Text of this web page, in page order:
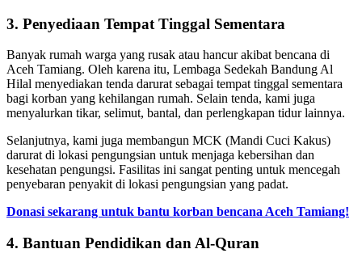
3. Penyediaan Tempat Tinggal Sementara
Banyak rumah warga yang rusak atau hancur akibat bencana di
Aceh Tamiang. Oleh karena itu, Lembaga Sedekah Bandung Al
Hilal menyediakan tenda darurat sebagai tempat tinggal sementara
bagi korban yang kehilangan rumah. Selain tenda, kami juga
menyalurkan tikar, selimut, bantal, dan perlengkapan tidur lainnya.
Selanjutnya, kami juga membangun MCK (Mandi Cuci Kakus)
darurat di lokasi pengungsian untuk menjaga kebersihan dan
kesehatan pengungsi. Fasilitas ini sangat penting untuk mencegah
penyebaran penyakit di lokasi pengungsian yang padat.
Donasi sekarang untuk bantu korban bencana Aceh Tamiang!
4. Bantuan Pendidikan dan Al-Quran